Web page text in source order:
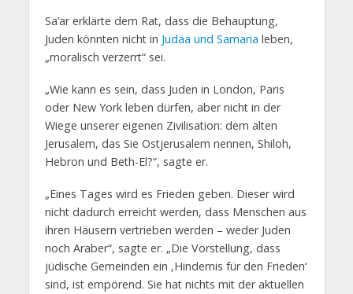
Sa’ar erklärte dem Rat, dass die Behauptung,
Juden könnten nicht in Judäa und Samaria leben,
„moralisch verzerrt“ sei.
„Wie kann es sein, dass Juden in London, Paris
oder New York leben dürfen, aber nicht in der
Wiege unserer eigenen Zivilisation: dem alten
Jerusalem, das Sie Ostjerusalem nennen, Shiloh,
Hebron und Beth-El?“, sagte er.
„Eines Tages wird es Frieden geben. Dieser wird
nicht dadurch erreicht werden, dass Menschen aus
ihren Häusern vertrieben werden – weder Juden
noch Araber“, sagte er. „Die Vorstellung, dass
jüdische Gemeinden ein ‚Hindernis für den Frieden‘
sind, ist empörend. Sie hat nichts mit der aktuellen